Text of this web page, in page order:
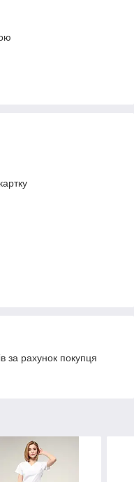
за рахунок покупця